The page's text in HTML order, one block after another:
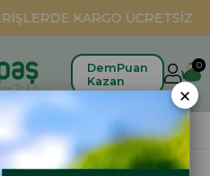
KARGO ÜCRETSİZ
DemPuan
Kazan
0
Altınbaş 200gr
×